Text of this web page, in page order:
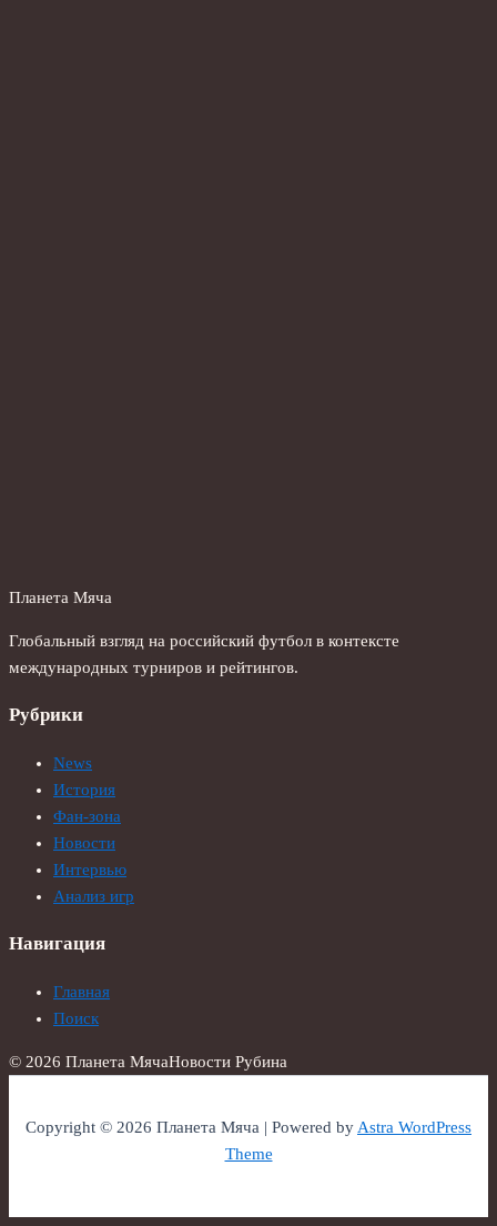
Планета Мяча
Глобальный взгляд на российский футбол в контексте
международных турниров и рейтингов.
Рубрики
News
История
Фан-зона
Новости
Интервью
Анализ игр
Навигация
Главная
Поиск
© 2026 Планета МячаНовости Рубина
Copyright © 2026 Планета Мяча | Powered byAstra WordPress
Theme